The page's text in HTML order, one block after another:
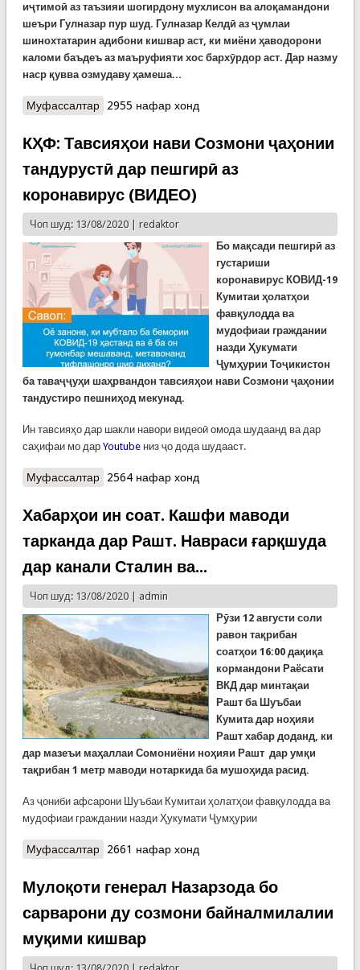
иҷтимоӣ аз таъзияи шогирдону мухлисон ва алоқамандони
шеъри Гулназар пур шуд. Гулназар Келдӣ аз ҷумлаи
шинохтатарин адибони кишвар аст, ки миёни ҳаводорони
каломи баъдеъ аз маъруфияти хос бархӯрдор аст. Дар назму
наср қувва озмудаву ҳамеша...
Муфассалтаро Шоири халқии Тоҷикистон, муаллифи Суруди
2955 нафар хонд
КҲФ: Тавсияҳои нави Созмони ҷаҳонии
тандурустӣ дар пешгирӣ аз
коронавирус (ВИДЕО)
Чоп шуд: 13/08/2020 | redaktor
Бо мақсади пешгирӣ аз
густариши
коронавирус КОВИД-19
Кумитаи ҳолатҳои
фавқулодда ва
мудофиаи граждании
назди Ҳукумати
Ҷумҳурии Тоҷикистон
ба таваҷҷуҳи шаҳрвандон тавсияҳои нави Созмони ҷаҳонии
тандустиро пешниҳод мекунад.
Ин тавсияҳо дар шакли навори видеоӣ омода шудаанд ва дар
саҳифаи мо дар Youtubeниз ҷо дода шудааст.
Муфассалтаро КҲФ: Тавсияҳои нави Созмони ҷаҳонии
(ВИДЕО)
2564 нафар хонд
Хабарҳои ин соат. Кашфи маводи
тарканда дар Рашт. Навраси ғарқшуда
дар канали Сталин ва...
Чоп шуд: 13/08/2020 | admin
Рӯзи 12 августи соли
равон тақрибан
соатҳои 16:00 дақиқа
кормандони Раёсати
ВКД дар минтақаи
Раштба Шуъбаи
Кумита дар ноҳияи
Рашт хабар доданд, ки
дар мазеъи маҳаллаи Сомониёни ноҳияи Раштдар умқи
тақрибан 1 метрмаводи нотаркида ба мушоҳида расид.
Аз ҷониби афсарони Шуъбаи Кумитаи ҳолатҳои фавқулодда ва
мудофиаи граждании назди Ҳукумати Ҷумҳурии
Муфассалтаро Хабарҳои ин соат. Кашфи маводи тарканда
ва...
2661 нафар хонд
Мулоқоти генерал Назарзода бо
сарварони ду созмони байналмилалии
муқими кишвар